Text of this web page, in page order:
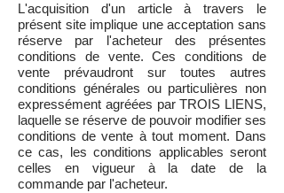
L'acquisition d'un article à travers le
présent site implique une acceptation sans
réserve par l'acheteur des présentes
conditions de vente. Ces conditions de
vente prévaudront sur toutes autres
conditions générales ou particulières non
expressément agréées par TROIS LIENS,
laquelle se réserve de pouvoir modifier ses
conditions de vente à tout moment. Dans
ce cas, les conditions applicables seront
celles en vigueur à la date de la
commande par l'acheteur.